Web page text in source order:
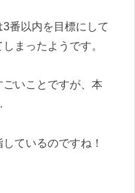
番以内を目標にして
まったようです。
いことですが、本
ているのですね！